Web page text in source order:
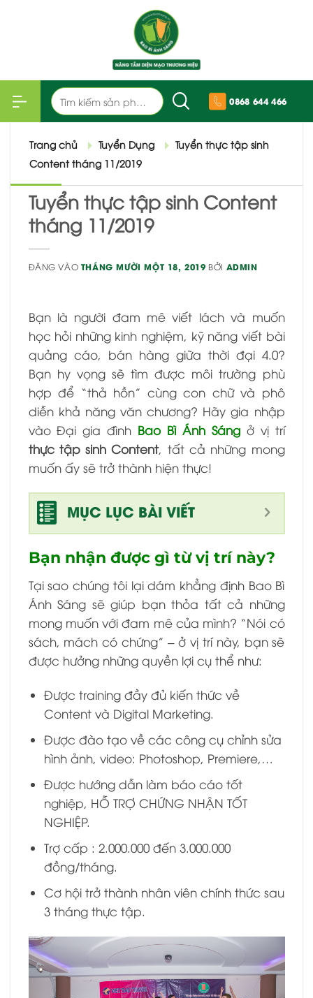
Tìm
kiếm:
0868 644 466
Trang chủ Tuyển Dụng
Tuyển thực tập sinh
Content tháng 11/2019
Tuyển thực tập sinh Content
tháng 11/2019
ĐĂNG VÀO THÁNG MƯỜI MỘT 18, 2019 BỞI ADMIN
Bạn là người đam mê viết lách và muốn
học hỏi những kinh nghiệm, kỹ năng viết bài
quảng cáo, bán hàng giữa thời đại 4.0?
Bạn hy vọng sẽ tìm được môi trường phù
hợp để “thả hồn” cùng con chữ và phô
diễn khả năng văn chương? Hãy gia nhập
vào Đại gia đình Bao Bì Ánh Sángở vị trí
thực tập sinh Content, tất cả những mong
muốn ấy sẽ trở thành hiện thực!
MỤC LỤC BÀI VIẾT
Bạn nhận được gì từ vị trí này?
Tại sao chúng tôi lại dám khẳng định Bao Bì
Ánh Sáng sẽ giúp bạn thỏa tất cả những
mong muốn với đam mê của mình? “Nói có
sách, mách có chứng” – ở vị trí này, bạn sẽ
được hưởng những quyền lợi cụ thể như:
Được training đầy đủ kiến thức về
Content và Digital Marketing.
Được đào tạo về các công cụ chỉnh sửa
hình ảnh, video: Photoshop, Premiere,…
Được hướng dẫn làm báo cáo tốt
nghiệp, HỖ TRỢ CHỨNG NHẬN TỐT
NGHIỆP.
Trợ cấp : 2.000.000 đến 3.000.000
đồng/tháng.
Cơ hội trở thành nhân viên chính thức sau
3 tháng thực tập.